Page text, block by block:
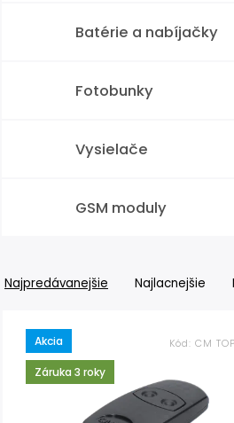
Batérie a nabíjačky
Fotobunky
Vysielače
GSM moduly
Najpredávanejšie Najlacnejšie
Akcia
Záruka 3 roky
Kód:CM